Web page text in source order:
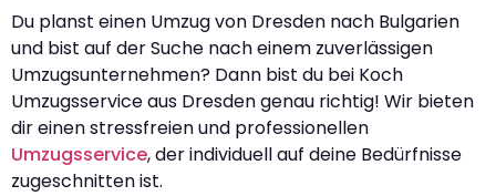
Du planst einen Umzug von Dresden nach Bulgarien
und bist auf der Suche nach einem zuverlässigen
Umzugsunternehmen? Dann bist du bei Koch
Umzugsservice aus Dresden genau richtig! Wir bieten
dir einen stressfreien und professionellen
Umzugsservice, der individuell auf deine Bedürfnisse
zugeschnitten ist.